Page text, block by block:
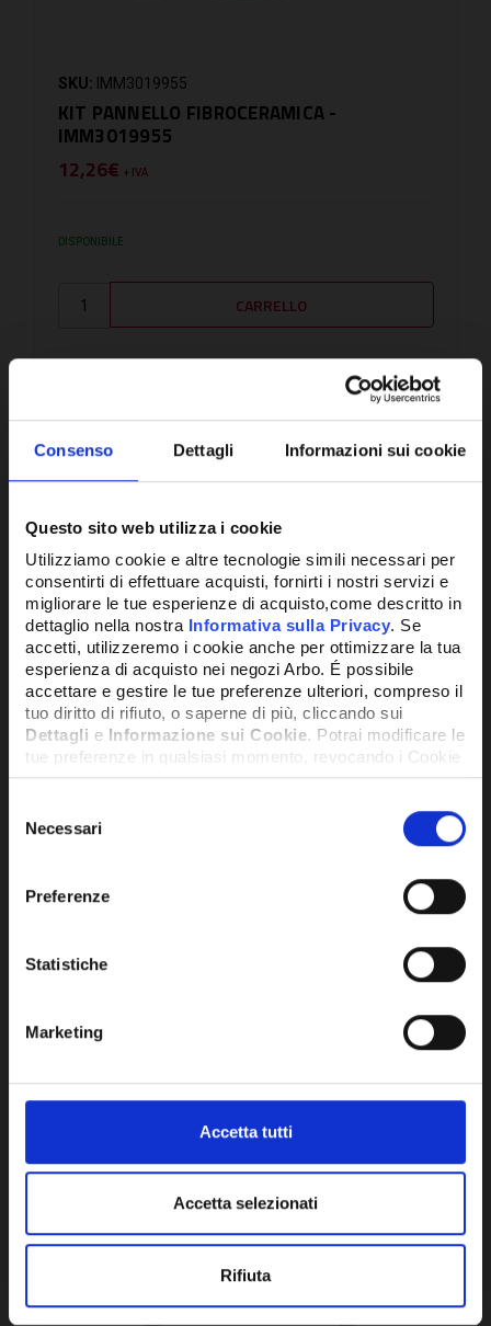
Consenso Dettagli Informazioni sui cookie
Questo sito web utilizza i cookie
Utilizziamo cookie e altre tecnologie simili necessari per
consentirti di effettuare acquisti, fornirti i nostri servizi e
migliorare le tue esperienze di acquisto,come descritto in
dettaglio nella nostra Informativa sulla Privacy. Se
accetti, utilizzeremo i cookie anche per ottimizzare la tua
esperienza di acquisto nei negozi Arbo. É possibile
accettare e gestire le tue preferenze ulteriori, compreso il
tuo diritto di rifiuto, o saperne di più, cliccando sui
Dettagli e Informazione sui Cookie. Potrai modificare le
tue preferenze in qualsiasi momento, revocando i Cookie
precedentemente autorizzati, direttamente dalle
delNecessari
Preferenze
Statistiche
Marketing
Accetta tutti
Accetta selezionati
Rifiuta
SKU: IMM3019955
KIT PANNELLO FIBROCERAMICA -
IMM3019955
12,26€ + IVA
DISPONIBILE
SKU:VL0020107700
VL0020107700
CONFRONTA